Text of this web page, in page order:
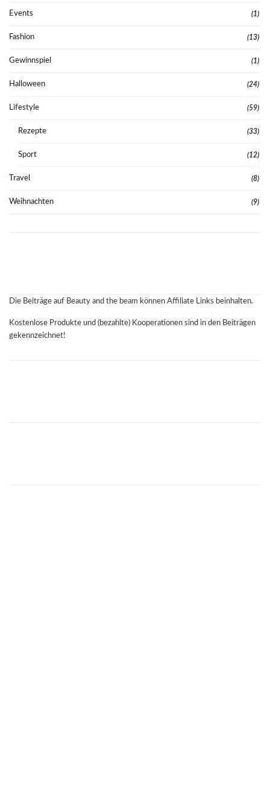
Events (1)
Fashion (13)
Gewinnspiel (1)
Halloween (24)
Lifestyle (59)
Rezepte (33)
Sport (12)
Travel (8)
Weihnachten (9)
Die Beiträge auf Beauty and the beam können Affiliate Links beinhalten.
Kostenlose Produkte und (bezahlte) Kooperationen sind in den Beiträgen
gekennzeichnet!